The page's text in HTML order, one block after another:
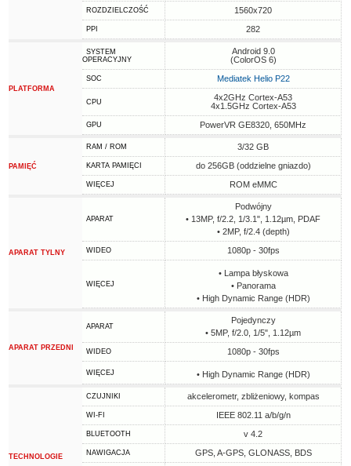
ROZDZIELCZOŚĆ 1560x720
PPI 282
PLATFORMA
SYSTEM
OPERACYJNY
Android 9.0
(ColorOS 6)
SOC Mediatek Helio P22
CPU
4x2GHz Cortex-A53
4x1.5GHz Cortex-A53
GPU PowerVR GE8320, 650MHz
PAMIĘĆ
RAM / ROM 3/32 GB
KARTA PAMIĘCI do 256GB (oddzielne gniazdo)
WIĘCEJ ROM eMMC
APARAT TYLNY
APARAT
Podwójny
• 13MP, f/2.2, 1/3.1", 1.12µm, PDAF
• 2MP, f/2.4 (depth)
WIDEO 1080p - 30fps
WIĘCEJ
• Lampa błyskowa
• Panorama
• High Dynamic Range (HDR)
APARAT PRZEDNI
APARAT
Pojedynczy
• 5MP, f/2.0, 1/5", 1.12µm
WIDEO 1080p - 30fps
WIĘCEJ • High Dynamic Range (HDR)
TECHNOLOGIE
CZUJNIKI akcelerometr, zbliżeniowy, kompas
WI-FI IEEE 802.11 a/b/g/n
BLUETOOTH v 4.2
NAWIGACJA GPS, A-GPS, GLONASS, BDS